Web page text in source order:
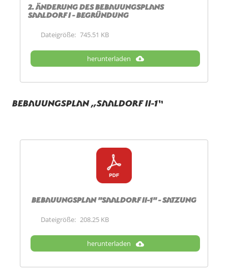
2. Änderung des Bebauungsplans
Saaldorf I - Begründung
Dateigröße: 745.51 KB
herunterladen
Bebauungsplan „Saaldorf II-1“
Bebauungsplan "Saaldorf II-1" - Satzung
Dateigröße: 208.25 KB
herunterladen